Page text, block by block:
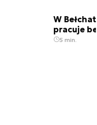
W
pracuje
5 min.